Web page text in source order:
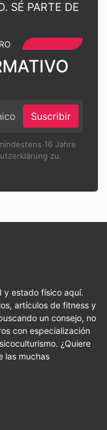
SÉ PARTE DE
Suscribir
16 Jahre
zu.
y estado físico aquí.
artículos de fitness y
un consejo, no
con especialización
¿Quiere
las muchas